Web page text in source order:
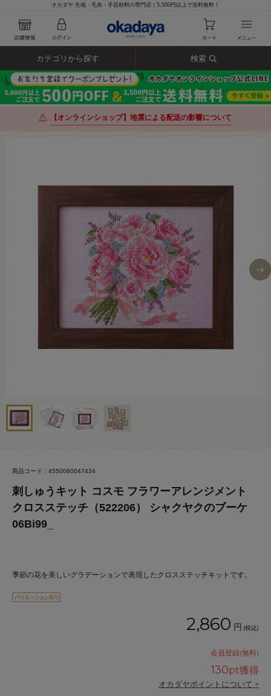
オカダヤ 生地・毛糸・手芸材料の専門店｜5,500円以上で送料無料！
カテゴリから探す 検索
【オンラインショップ】地震による配送の影響について
商品コード：4550080047434
刺しゅうキット コスモ フラワーアレンジメント
クロスステッチ（522206） シャクヤクのブーケ
06Bi99_
季節の花を美しいグラデーションで表現したクロスステッチキットです。
2,860 円 (税込)
会員登録(無料)
130pt獲得
オカダヤポイントについて >